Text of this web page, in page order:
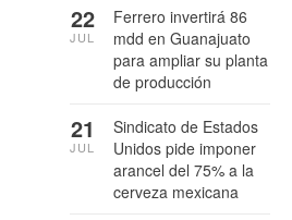
Ferrero invertirá 86
mdd en Guanajuato
para ampliar su planta
de producción
22
JUL
Sindicato de Estados
Unidos pide imponer
arancel del 75% a la
cerveza mexicana
21
JUL